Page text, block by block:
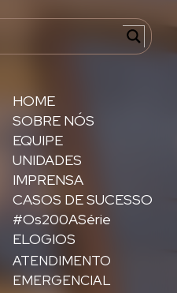
HOME
SOBRE NÓS
EQUIPE
UNIDADES
IMPRENSA
CASOS DE SUCESSO
#Os200ASérie
ELOGIOS
ATENDIMENTO
EMERGENCIAL